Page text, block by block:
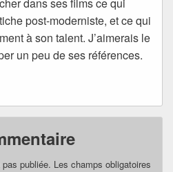
dans ses films ce qui
post-moderniste, et ce qui
à son talent. J’aimerais le
un peu de ses références.
publiée. Les champs obligatoires